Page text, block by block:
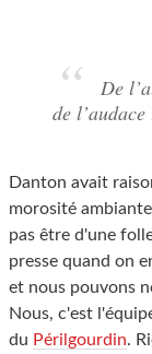
De
de
Danton avait
morosité
pas être d'une
presse quand on
et nous pouvons
Nous, c'est
du Périlgourdin.